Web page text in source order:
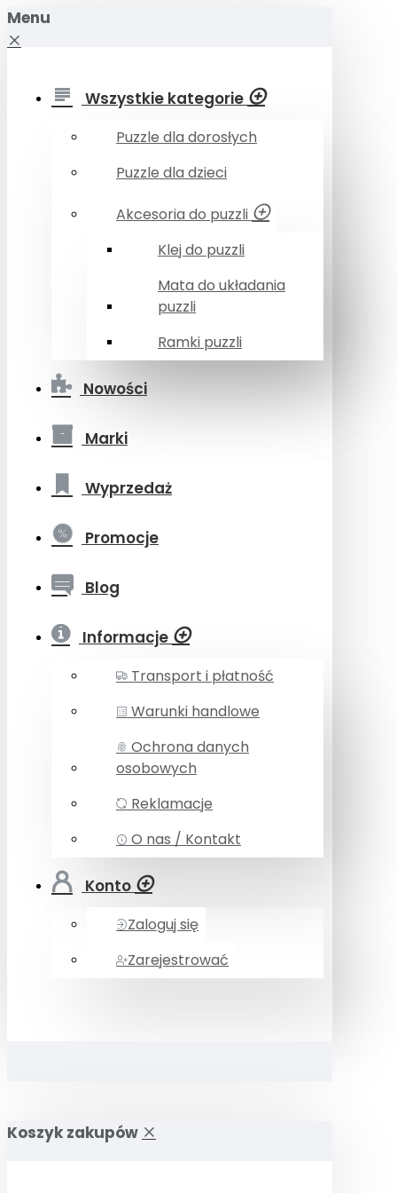
Menu
Wszystkie kategorie
Puzzle dla dorosłych
Puzzle dla dzieci
Akcesoria do puzzli
Klej do puzzli
Mata do układania
puzzli
Ramki puzzli
Nowości
Marki
Wyprzedaż
Promocje
Blog
Informacje
Transport i płatność
Warunki handlowe
Ochrona danych
osobowych
Reklamacje
O nas / Kontakt
Konto
Zaloguj się
Zarejestrować
Koszyk zakupów